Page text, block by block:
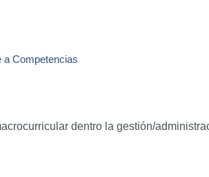
Competencias
dentro la gestión/